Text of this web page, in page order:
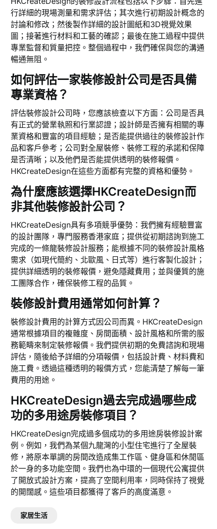
行詳細的現場測量和需求評估；其次進行初期設計概念的
討論和修改；然後製作詳細的設計圖紙和3D視覺效果
圖；接著進行材料和工藝的確認；最後在施工過程中提供
專業監督和質量把控。整個過程中，我們確保與您的溝通
暢通無阻。
如何評估一家裝修設計公司是否具備
專業資格？
評估裝修設計公司時，您應該檢查以下方面：公司是否具
有正式的營業執照和行業認證；設計師是否擁有相關的專
業資格和豐富的項目經驗；是否能提供過往的裝修設計作
品和客戶參考；公司對全屋裝修、裝修工程的承諾和保障
是否清晰；以及他們是否能提供透明的裝修報價。
HKCreateDesign在這些方面都有完整的資格和優勢。
為什麼應該選擇HKCreateDesign而
非其他裝修設計公司？
HKCreateDesign具有多項競爭優勢：我們擁有經驗豐富
的設計團隊，專門服務香港家庭；提供從初期諮詢到施工
完成的一條龍裝修設計服務；能根據不同的裝修設計風格
需求（如現代簡約、北歐風、日式等）進行客製化設計；
提供詳細透明的裝修報價，避免隱藏費用；並與優質的施
工團隊合作，確保裝修工程的品質。
裝修設計費用通常如何計算？
裝修設計費用的計算方式因公司而異。HKCreateDesign
通常根據項目的複雜度、房間面積、設計風格和所需的服
務範疇來制定裝修報價。我們提供初期的免費諮詢和現場
評估，隨後給予詳細的分項報價，包括設計費、材料費和
施工費。透過這種透明的報價方式，您能清楚了解每一筆
費用的用途。
HKCreateDesign過去完成過哪些成
功的多用途房裝修項目？
HKCreateDesign完成過多個成功的多用途房裝修設計案
例。例如，我們為某個九龍灣的小型住宅進行了全屋裝
修，將原本單調的房間改造成集工作區、健身區和休閒區
於一身的多功能空間。我們也為中環的一個現代公寓提供
了開放式設計方案，提高了空間利用率，同時保持了視覺
的開闊感。這些項目都獲得了客戶的高度滿意。
家居生活